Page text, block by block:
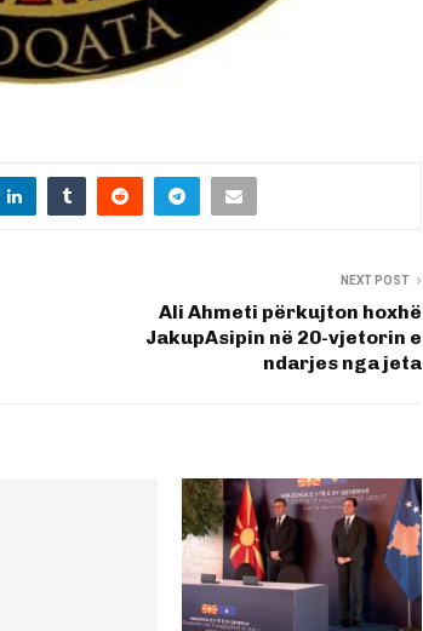
NEXT POST
Ali Ahmeti përkujton hoxhë
JakupAsipin në 20-vjetorin e
ndarjes nga jeta